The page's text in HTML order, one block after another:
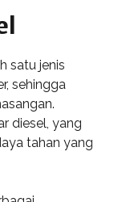
satu jenis
sehingga
diesel, yang
tahan yang